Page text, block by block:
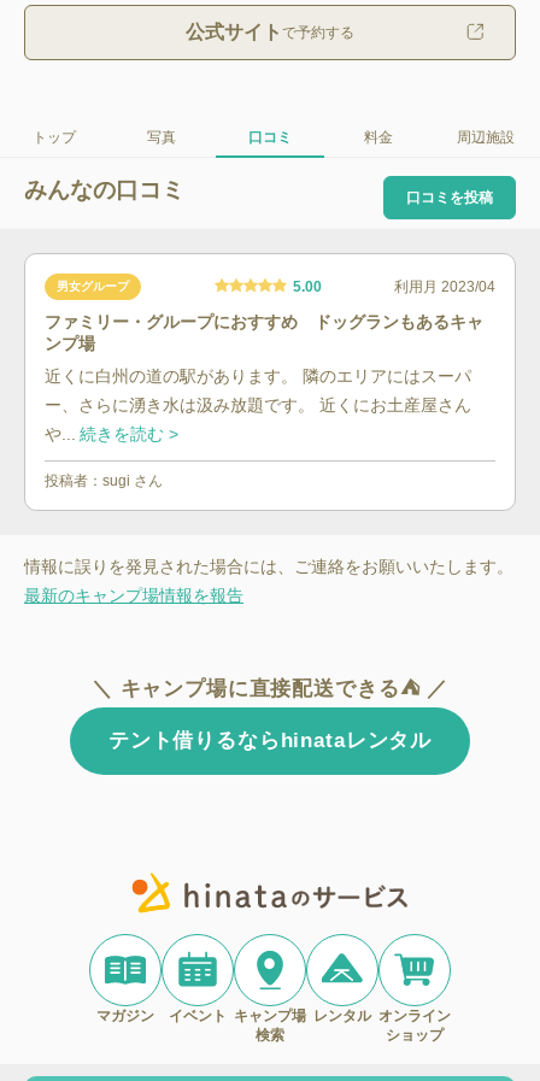
公式サイト で予約する
トップ 写真 口コミ 料金 周辺施設
みんなの口コミ 口コミを投稿
男女グループ 5.00 利用月 2023/04
ファミリー・グループにおすすめ ドッグランもあるキャ
ンプ場
近くに白州の道の駅があります。 隣のエリアにはスーパ
ー、さらに湧き水は汲み放題です。 近くにお土産屋さん
や...
続きを読む >
投稿者： sugi さん
情報に誤りを発見された場合には、ご連絡をお願いいたします。
最新のキャンプ場情報を報告
＼ キャンプ場に直接配送できる⛺ ／
テント借りるならhinataレンタル
マガジン イベント
キャンプ場
検索
レンタル オンライン
ショップ